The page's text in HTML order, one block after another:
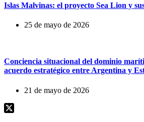
Islas Malvinas: el proyecto Sea Lion y
25 de mayo de 2026
Conciencia situacional del dominio
acuerdo estratégico entre Argentina y
21 de mayo de 2026